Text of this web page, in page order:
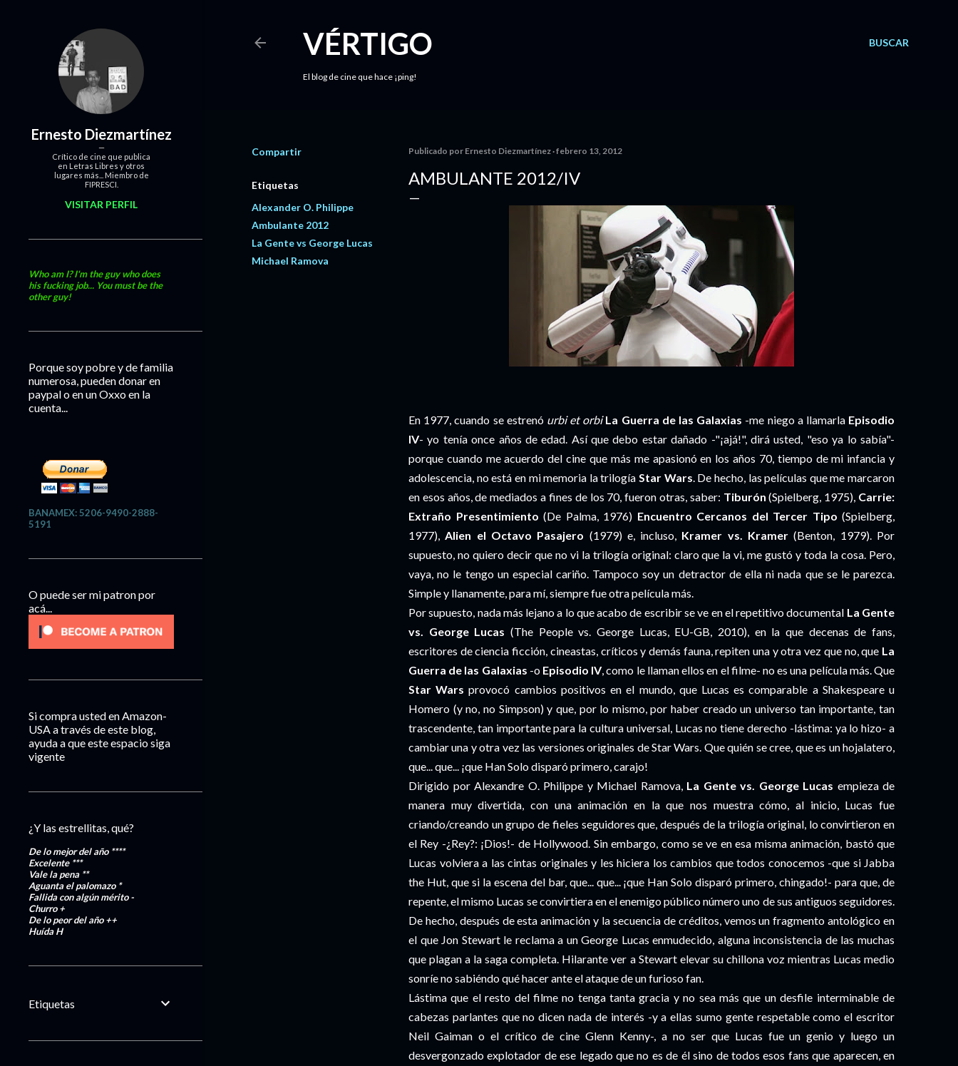
BUSCAR
VÉRTIGO
El blog de cine que hace ¡ping!
Compartir
Etiquetas
Alexander O. Philippe
Ambulante 2012
La Gente vs George Lucas
Michael Ramova
Publicado por Ernesto Diezmartínez febrero 13, 2012
AMBULANTE 2012/IV
En 1977, cuando se estrenó urbi et orbi La Guerra de las Galaxias -me niego a llamarla Episodio
IV- yo tenía once años de edad. Así que debo estar dañado -"¡ajá!", dirá usted, "eso ya lo sabía"-
porque cuando me acuerdo del cine que más me apasionó en los años 70, tiempo de mi infancia y
adolescencia, no está en mi memoria la trilogía Star Wars. De hecho, las películas que me marcaron
en esos años, de mediados a fines de los 70, fueron otras, saber: Tiburón (Spielberg, 1975), Carrie:
Extraño Presentimiento (De Palma, 1976) Encuentro Cercanos del Tercer Tipo (Spielberg,
1977),Alien el Octavo Pasajero (1979) e, incluso, Kramer vs. Kramer (Benton, 1979). Por
supuesto, no quiero decir que no vi la trilogía original: claro que la vi, me gustó y toda la cosa. Pero,
vaya, no le tengo un especial cariño. Tampoco soy un detractor de ella ni nada que se le parezca.
Simple y llanamente, para mí, siempre fue otra película más.
Por supuesto, nada más lejano a lo que acabo de escribir se ve en el repetitivo documental La Gente
vs. George Lucas (The People vs. George Lucas, EU-GB, 2010), en la que decenas de fans,
escritores de ciencia ficción, cineastas, críticos y demás fauna, repiten una y otra vez que no, que La
Guerra de las Galaxias -o Episodio IV, como le llaman ellos en el filme- no es una película más. Que
Star Wars provocó cambios positivos en el mundo, que Lucas es comparable a Shakespeare u
Homero (y no, no Simpson) y que, por lo mismo, por haber creado un universo tan importante, tan
trascendente, tan importante para la cultura universal, Lucas no tiene derecho -lástima: ya lo hizo- a
cambiar una y otra vez las versiones originales de Star Wars. Que quién se cree, que es un hojalatero,
que... que... ¡que Han Solo disparó primero, carajo!
Dirigido por Alexandre O. Philippe y Michael Ramova, La Gente vs. George Lucas empieza de
manera muy divertida, con una animación en la que nos muestra cómo, al inicio, Lucas fue
criando/creando un grupo de fieles seguidores que, después de la trilogía original, lo convirtieron en
el Rey -¿Rey?: ¡Dios!- de Hollywood. Sin embargo, como se ve en esa misma animación, bastó que
Lucas volviera a las cintas originales y les hiciera los cambios que todos conocemos -que si Jabba
the Hut, que si la escena del bar, que... que... ¡que Han Solo disparó primero, chingado!- para que, de
repente, el mismo Lucas se convirtiera en el enemigo público número uno de sus antiguos seguidores.
De hecho, después de esta animación y la secuencia de créditos, vemos un fragmento antológico en
el que Jon Stewart le reclama a un George Lucas enmudecido, alguna inconsistencia de las muchas
que plagan a la saga completa. Hilarante ver a Stewart elevar su chillona voz mientras Lucas medio
sonríe no sabiéndo qué hacer ante el ataque de un furioso fan.
Lástima que el resto del filme no tenga tanta gracia y no sea más que un desfile interminable de
cabezas parlantes que no dicen nada de interés -y a ellas sumo gente respetable como el escritor
Neil Gaiman o el crítico de cine Glenn Kenny-, a no ser que Lucas fue un genio y luego un
desvergonzado explotador de ese legado que no es de él sino de todos esos fans que aparecen, en
Ernesto Diezmartínez
Crítico de cine que publica
en Letras Libres y otros
lugares más... Miembro de
FIPRESCI.
VISITAR PERFIL
Who am I? I'm the guy who does
his fucking job... You must be the
other guy!
Porque soy pobre y de familia
numerosa, pueden donar en
paypal o en un Oxxo en la
cuenta...
BANAMEX: 5206-9490-2888-
5191
O puede ser mi patron por
acá...
Si compra usted en Amazon-
USA a través de este blog,
ayuda a que este espacio siga
vigente
¿Y las estrellitas, qué?
De lo mejor del año ****
Excelente***
Vale la pena **
Aguanta el palomazo *
Fallida con algún mérito-
Churro+
De lo peor del año++
HuídaH
Etiquetas